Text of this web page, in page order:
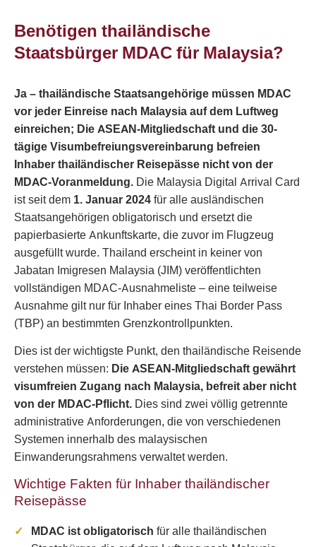
Benötigen thailändische
Staatsbürger MDAC für Malaysia?
Ja – thailändische Staatsangehörige müssen MDAC
vor jeder Einreise nach Malaysia auf dem Luftweg
einreichen; Die ASEAN-Mitgliedschaft und die 30-
tägige Visumbefreiungsvereinbarung befreien
Inhaber thailändischer Reisepässe nicht von der
MDAC-Voranmeldung. Die Malaysia Digital Arrival Card
ist seit dem 1. Januar 2024für alle ausländischen
Staatsangehörigen obligatorisch und ersetzt die
papierbasierte Ankunftskarte, die zuvor im Flugzeug
ausgefüllt wurde. Thailand erscheint in keiner von
Jabatan Imigresen Malaysia (JIM) veröffentlichten
vollständigen MDAC-Ausnahmeliste – eine teilweise
Ausnahme gilt nur für Inhaber eines Thai Border Pass
(TBP) an bestimmten Grenzkontrollpunkten.
Dies ist der wichtigste Punkt, den thailändische Reisende
verstehen müssen: Die ASEAN-Mitgliedschaft gewährt
visumfreien Zugang nach Malaysia, befreit aber nicht
von der MDAC-Pflicht. Dies sind zwei völlig getrennte
administrative Anforderungen, die von verschiedenen
Systemen innerhalb des malaysischen
Einwanderungsrahmens verwaltet werden.
Wichtige Fakten für Inhaber thailändischer
Reisepässe
MDAC ist obligatorisch für alle thailändischen